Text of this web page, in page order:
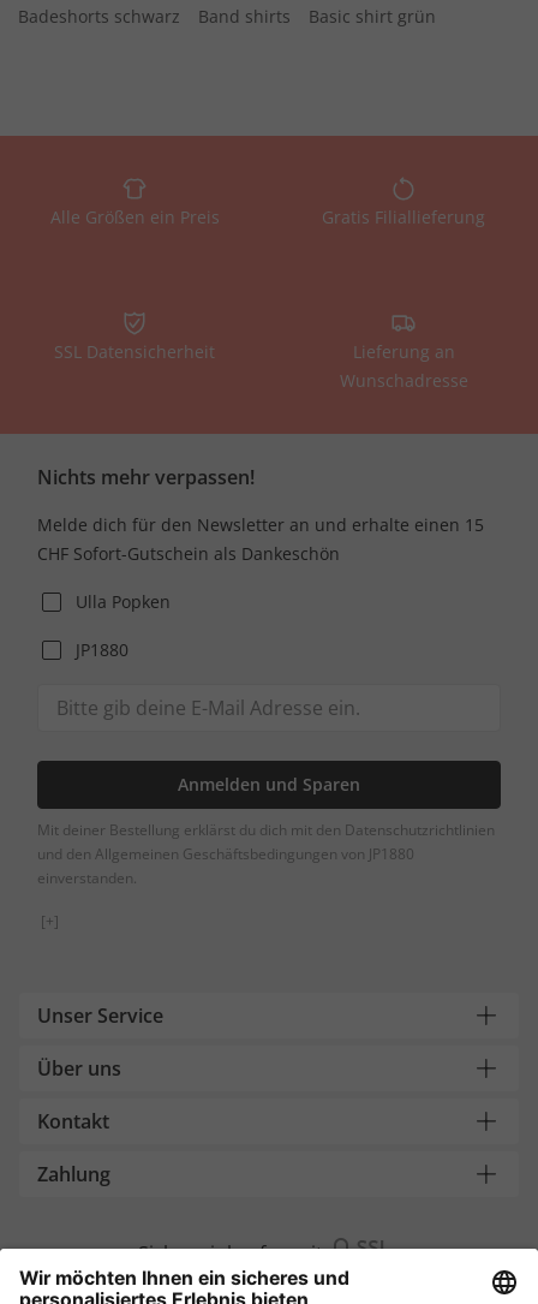
Badeshorts schwarz
Band shirts Basic shirt grün
Alle Größen ein Preis Gratis Filiallieferung
SSL Datensicherheit
Lieferung an
Wunschadresse
Nichts mehr verpassen!
Melde dich für den Newsletter an und erhalte einen 15
CHF Sofort-Gutschein als Dankeschön
Ulla Popken
JP1880
Anmelden und Sparen
Mit deiner Bestellung erklärst du dich mit den Datenschutzrichtlinien
und den Allgemeinen Geschäftsbedingungen von JP1880
einverstanden.
[+]
Unser Service
Über uns
Kontakt
Zahlung
Sicher einkaufen mit